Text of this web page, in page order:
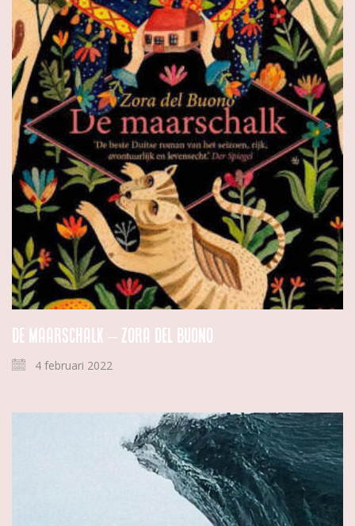
De maarschalk – Zora del Buono
4 februari 2022